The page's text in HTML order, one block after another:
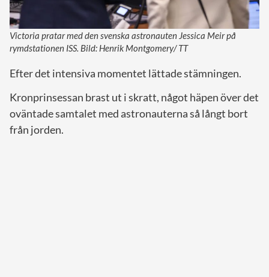
Victoria pratar med den svenska astronauten Jessica Meir på
rymdstationen ISS. Bild: Henrik Montgomery/ TT
Efter det intensiva momentet lättade stämningen.
Kronprinsessan brast ut i skratt, något häpen över det
oväntade samtalet med astronauterna så långt bort
från jorden.